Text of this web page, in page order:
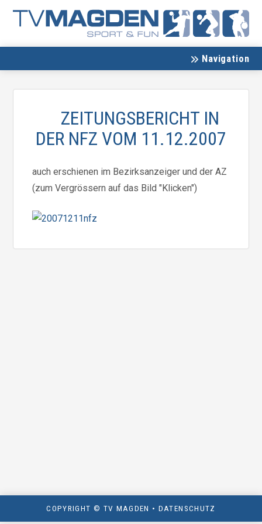
Navigation
ZEITUNGSBERICHT IN
DER NFZ VOM 11.12.2007
auch erschienen im Bezirksanzeiger und der AZ
(zum Vergrössern auf das Bild "Klicken")
COPYRIGHT © TV MAGDEN • DATENSCHUTZ